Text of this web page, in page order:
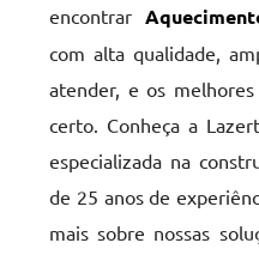
encontrar
com alta qualidade,
atender, e os
certo. Conheça a
especializada na
de 25 anos de
mais sobre nossas